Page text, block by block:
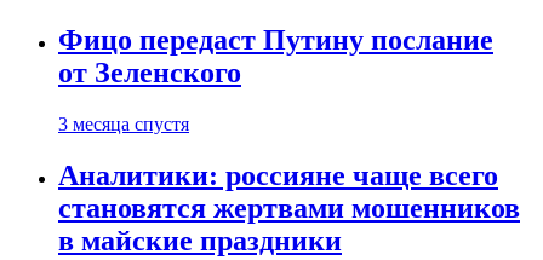
Фицо передаст Путину послание
от Зеленского
3 месяца спустя
Аналитики: россияне чаще всего
становятся жертвами мошенников
в майские праздники